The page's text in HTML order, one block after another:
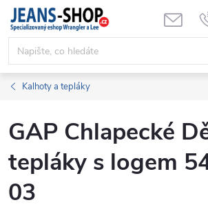
Přejít
obsah
Kalhoty a tepláky
GAP Chlapecké
tepláky s logem
03